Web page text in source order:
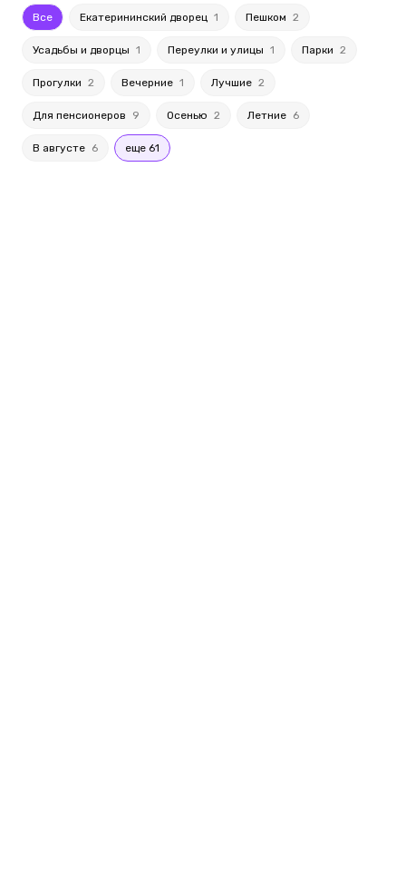
Все Екатерининский дворец 1 Пешком 2
Усадьбы и дворцы 1 Переулки и улицы 1 Парки 2
Прогулки 2 Вечерние 1 Лучшие 2
Для пенсионеров 9 Осенью 2 Летние 6
В августе 6 еще 61